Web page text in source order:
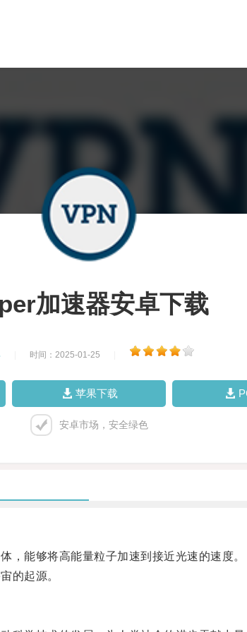
加速器安卓下载
时间：2025-01-25
苹果下载
安卓市场，安全绿色
能够将高能量粒子加速到接近光速的速度。
的起源。